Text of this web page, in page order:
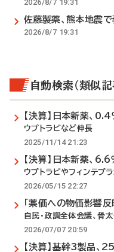
2026/8/7 19:31
佐藤製薬、熊本地震
2026/8/7 19:31
自動検索（類似記
【決算】日本新薬、
ウプトラビなど伸長
2025/11/14 21:23
【決算】日本新薬、
ウプトラビやフィンテプ
2026/05/15 22:27
「薬価への物価影響反
自民・政調全体会議、骨
2026/07/07 20:59
【決算】基幹3製品、